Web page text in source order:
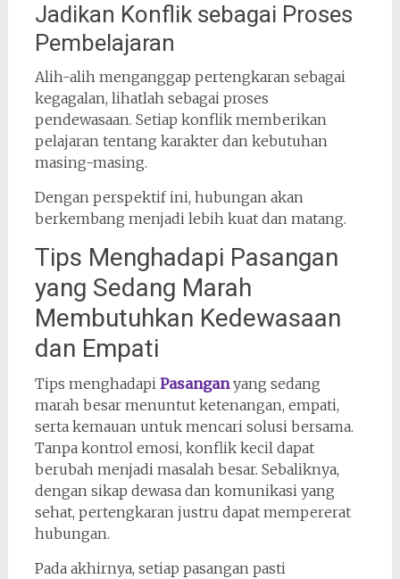
Jadikan Konflik sebagai Proses
Pembelajaran
Alih-alih menganggap pertengkaran sebagai
kegagalan, lihatlah sebagai proses
pendewasaan. Setiap konflik memberikan
pelajaran tentang karakter dan kebutuhan
masing-masing.
Dengan perspektif ini, hubungan akan
berkembang menjadi lebih kuat dan matang.
Tips Menghadapi Pasangan
yang Sedang Marah
Membutuhkan Kedewasaan
dan Empati
Tips menghadapi Pasanganyang sedang
marah besar menuntut ketenangan, empati,
serta kemauan untuk mencari solusi bersama.
Tanpa kontrol emosi, konflik kecil dapat
berubah menjadi masalah besar. Sebaliknya,
dengan sikap dewasa dan komunikasi yang
sehat, pertengkaran justru dapat mempererat
hubungan.
Pada akhirnya, setiap pasangan pasti